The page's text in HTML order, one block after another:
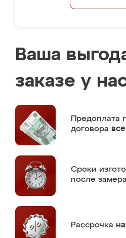
Ваша
заказе у
Предоплата
договора
Сроки
после замера
Рассрочка